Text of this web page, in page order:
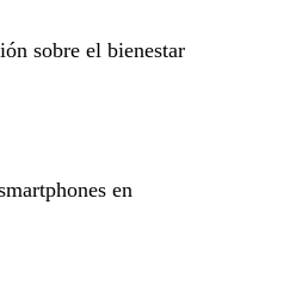
sobre el bienestar
en